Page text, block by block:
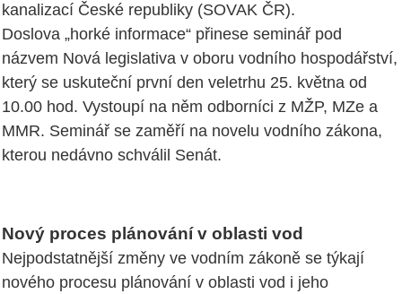
kanalizací České republiky (SOVAK ČR).
Doslova „horké informace“ přinese seminář pod
názvem Nová legislativa v oboru vodního hospodářství,
který se uskuteční první den veletrhu 25. května od
10.00 hod. Vystoupí na něm odborníci z MŽP, MZe a
MMR. Seminář se zaměří na novelu vodního zákona,
kterou nedávno schválil Senát.
Nový proces plánování v oblasti vod
Nejpodstatnější změny ve vodním zákoně se týkají
nového procesu plánování v oblasti vod i jeho